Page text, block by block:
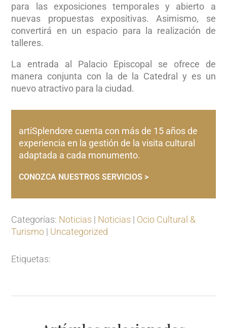
para las exposiciones temporales y abierto a
nuevas propuestas expositivas. Asimismo, se
convertirá en un espacio para la realización de
talleres.
La entrada al Palacio Episcopal se ofrece de
manera conjunta con la de la Catedral y es un
nuevo atractivo para la ciudad.
artiSplendore cuenta con más de 15 años de
experiencia en la gestión de la visita cultural
adaptada a cada monumento.
CONOZCA NUESTROS SERVICIOS >
Categorías: Noticias | Noticias | Ocio Cultural &
Turismo | Uncategorized
Etiquetas: